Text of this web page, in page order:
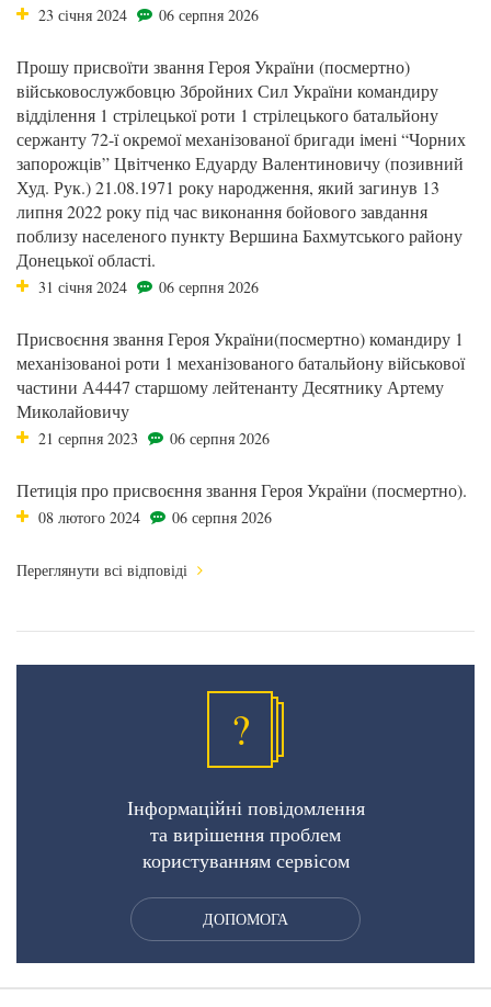
23 січня 2024 06 серпня 2026
Прошу присвоїти звання Героя України (посмертно)
військовослужбовцю Збройних Сил України командиру
відділення 1 стрілецької роти 1 стрілецького батальйону
сержанту 72-ї окремої механізованої бригади імені “Чорних
запорожців” Цвітченко Едуарду Валентиновичу (позивний
Худ. Рук.) 21.08.1971 року народження, який загинув 13
липня 2022 року під час виконання бойового завдання
поблизу населеного пункту Вершина Бахмутського району
Донецької області.
31 січня 2024 06 серпня 2026
Присвоєння звання Героя України(посмертно) командиру 1
механізованоі роти 1 механізованого батальйону військової
частини А4447 старшому лейтенанту Десятнику Артему
Миколайовичу
21 серпня 2023 06 серпня 2026
Петиція про присвоєння звання Героя України (посмертно).
08 лютого 2024 06 серпня 2026
Переглянути всі відповіді
?
Інформаційні повідомлення
та вирішення проблем
користуванням сервісом
ДОПОМОГА